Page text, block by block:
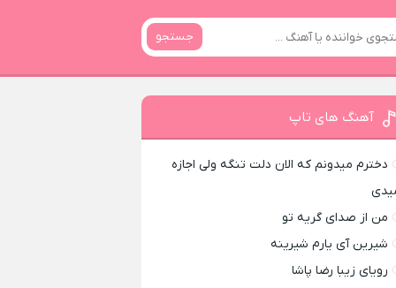
جستجو
آهنگ های تاپ
دخترم میدونم که الان دلت تنگه ولی اجازه
من از صدای گريه تو
شیرین آی یارم شیرینه
رویای زیبا رضا پاشا